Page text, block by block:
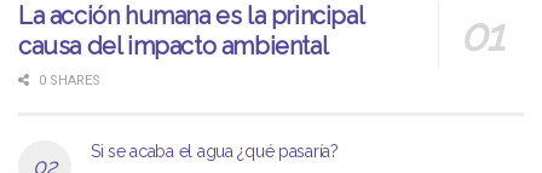
La acción humana es la principal
causa del impacto ambiental
0 SHARES
Si se acaba el agua ¿qué pasaría?